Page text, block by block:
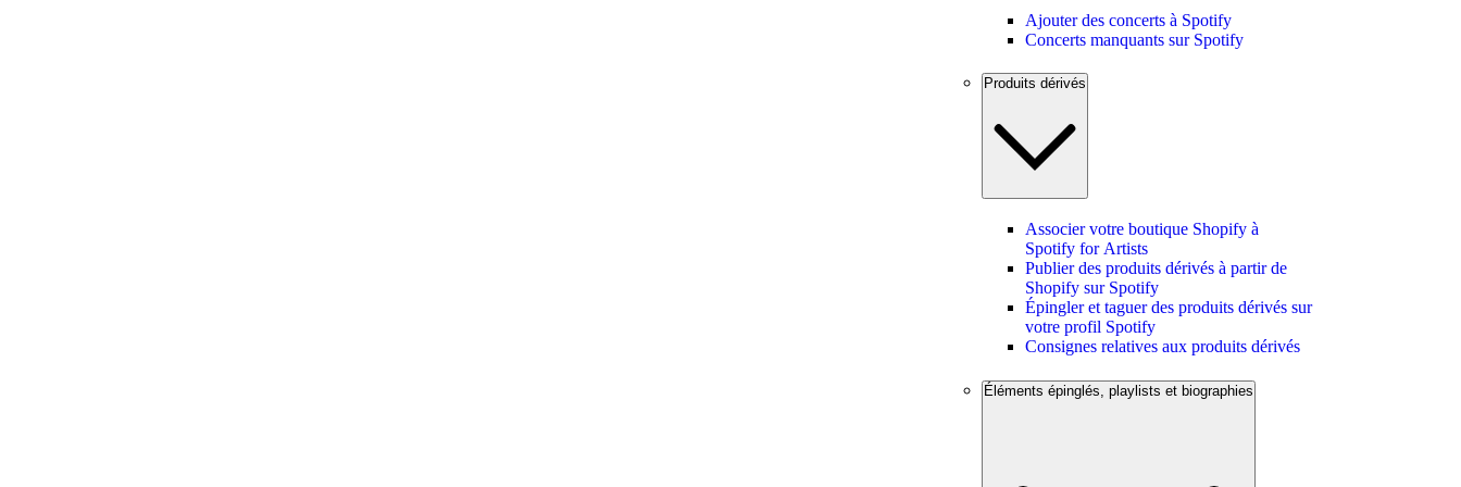
Ajouter des concerts à Spotify
Concerts manquants sur Spotify
Produits dérivés
Associer votre boutique Shopify à
Spotify for Artists
Publier des produits dérivés à partir de
Shopify sur Spotify
Épingler et taguer des produits dérivés sur
votre profil Spotify
Consignes relatives aux produits dérivés
Éléments épinglés, playlists et biographies